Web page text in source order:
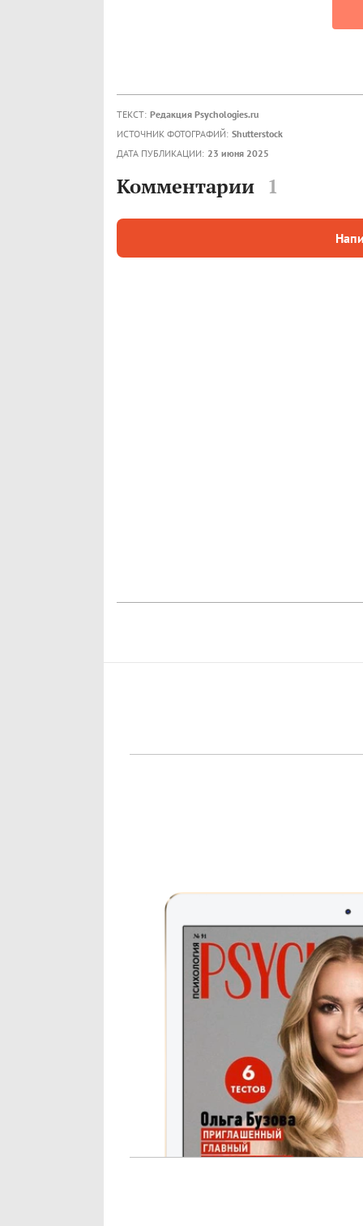
ТЕКСТ: Редакция Psychologies.ru
ИСТОЧНИК ФОТОГРАФИЙ: Shutterstock
ДАТА ПУБЛИКАЦИИ: 23 июня 2025
Комментарии 1